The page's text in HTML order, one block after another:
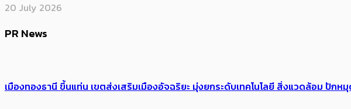
20 July 2026
PR News
เมืองทองธานี ขึ้นแท่น เขตส่งเสริมเมืองอัจฉริยะ มุ่งยกระดับเทคโนโลยี สิ่งแวดล้อม ปัก